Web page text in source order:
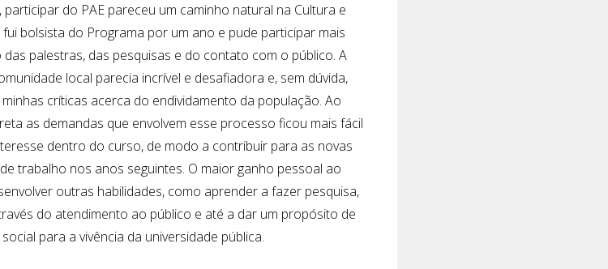
do PAE pareceu um caminho natural na Cultura e
bolsista do Programa por um ano e pude participar mais
palestras, das pesquisas e do contato com o público. A
local parecia incrível e desafiadora e, sem dúvida,
críticas acerca do endividamento da população. Ao
as demandas que envolvem esse processo ficou mais fácil
dentro do curso, de modo a contribuir para as novas
trabalho nos anos seguintes. O maior ganho pessoal ao
outras habilidades, como aprender a fazer pesquisa,
do atendimento ao público e até a dar um propósito de
para a vivência da universidade pública.